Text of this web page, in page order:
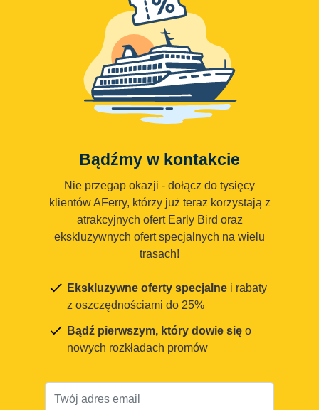
Bądźmy w kontakcie
Nie przegap okazji - dołącz do tysięcy
klientów AFerry, którzy już teraz korzystają z
atrakcyjnych ofert Early Bird oraz
ekskluzywnych ofert specjalnych na wielu
trasach!
Ekskluzywne oferty specjalne i rabaty
z oszczędnościami do 25%
Bądź pierwszym, który dowie się o
nowych rozkładach promów